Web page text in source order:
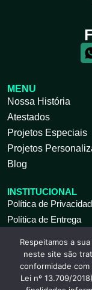
MENU
Nossa História
Atestados
Projetos Especiais
Projetos
Blog
INSTITUCIONAL
Política de
Política de Entrega
ATENDIMENTO
Seg à Sex 09 às
(11) 2317-9739
(11) 2317-9741
Respeitamos a
neste site são
conformidade com
Lei nº 13.709/